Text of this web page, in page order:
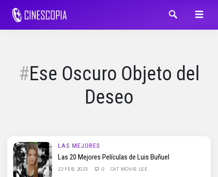
Ese Oscuro Objeto del
Deseo
LAS MEJORES
Las 20 Mejores Películas de Luis Buñuel
22 FEB, 2025 0 CAT MOVIE LEE